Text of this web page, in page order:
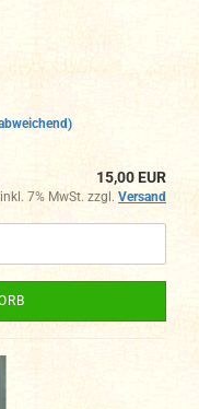
15,00 EUR
inkl. 7% MwSt. zzgl. Versand